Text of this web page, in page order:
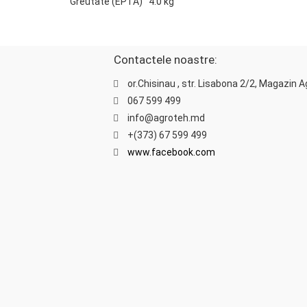
Contactele noastre:
or.Chisinau , str. Lisabona 2/2, Magazin
067 599 499
info@agroteh.md
+(373) 67 599 499
www.facebook.com